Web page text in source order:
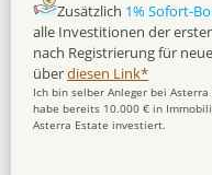
Zusätzlich 1% Sofort-
alle Investitionen der
nach Registrierung für
überdiesen Link*
Ich bin selber Anleger bei
habe bereits 10.000 € in
Asterra Estate investiert.